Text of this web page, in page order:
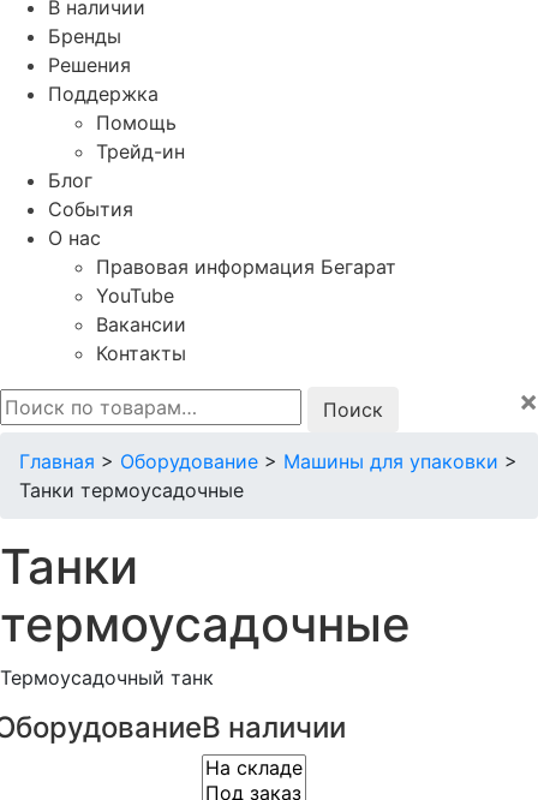
В наличии
Бренды
Решения
Поддержка
Помощь
Трейд-ин
Блог
События
О нас
Правовая информация Бегарат
YouTube
Вакансии
Контакты
Искать:
×
Главная > Оборудование > Машины для упаковки >
Танки термоусадочные
Танки
термоусадочные
Термоусадочный танк
В наличии